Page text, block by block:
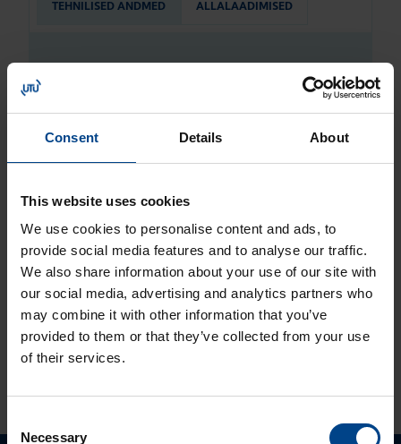
Consent Details About
This website uses cookies
We use cookies to personalise content and ads, to
provide social media features and to analyse our traffic.
We also share information about your use of our site with
our social media, advertising and analytics partners who
may combine it with other information that you’ve
provided to them or that they’ve collected from your use
of their services.
Selection
Necessary
TEHNILISED ANDMED ALLALAADIMISED
LAIUS (MM) 850
ETIM ANDMED
LOGISTIKAANDMED